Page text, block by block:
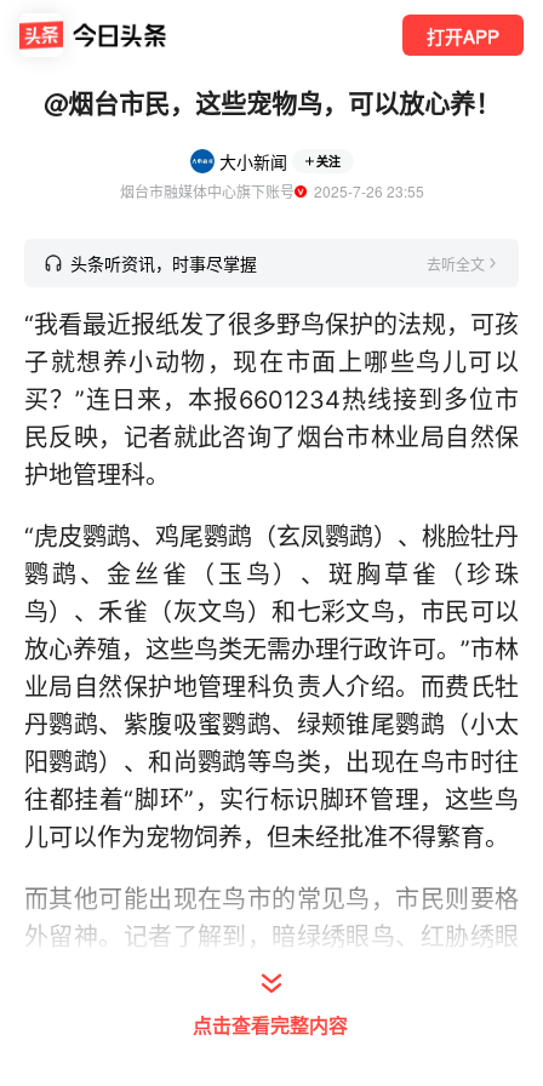
打开APP
@烟台市民，这些宠物鸟，可以放心养！
大小新闻 关注
烟台市融媒体中心旗下账号
  2025-7-26 23:55
头条听资讯，时事尽掌握 去听全文
“我看最近报纸发了很多野鸟保护的法规，可孩
子就想养小动物，现在市面上哪些鸟儿可以
买？”连日来，本报6601234热线接到多位市
民反映，记者就此咨询了烟台市林业局自然保
护地管理科。
“虎皮鹦鹉、鸡尾鹦鹉（玄凤鹦鹉）、桃脸牡丹
鹦鹉、金丝雀（玉鸟）、斑胸草雀（珍珠
鸟）、禾雀（灰文鸟）和七彩文鸟，市民可以
放心养殖，这些鸟类无需办理行政许可。”市林
业局自然保护地管理科负责人介绍。而费氏牡
丹鹦鹉、紫腹吸蜜鹦鹉、绿颊锥尾鹦鹉（小太
阳鹦鹉）、和尚鹦鹉等鸟类，出现在鸟市时往
往都挂着“脚环”，实行标识脚环管理，这些鸟
儿可以作为宠物饲养，但未经批准不得繁育。
而其他可能出现在鸟市的常见鸟，市民则要格
外留神。记者了解到，暗绿绣眼鸟、红胁绣眼
鸟、八哥、鹩哥、画眉、百灵、云雀、大山
雀、沼泽山雀、红嘴山鸦等均已被列为保护动
点击查看完整内容